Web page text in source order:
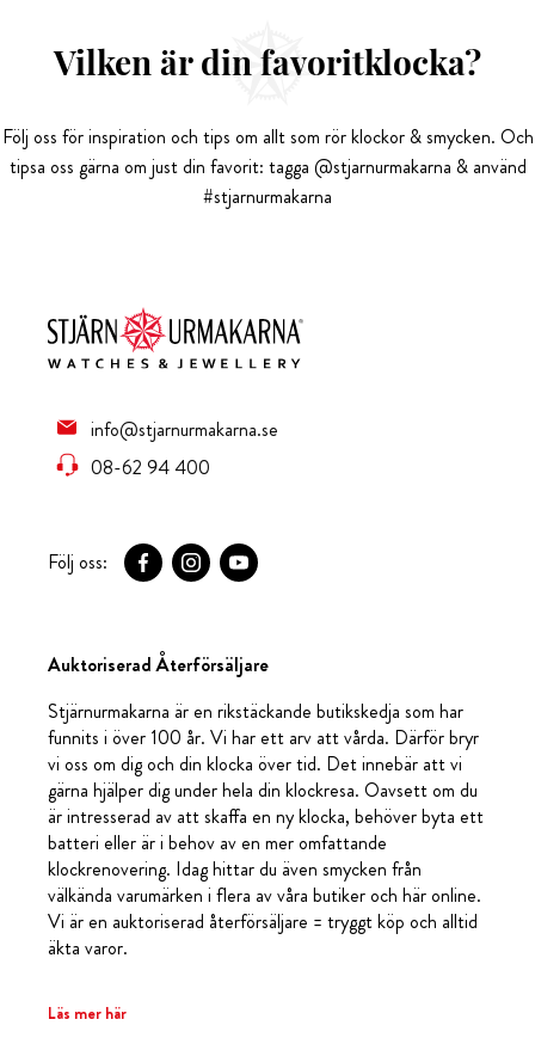
Vilken är din favoritklocka?
Följ oss för inspiration och tips om allt som rör klockor & smycken. Och
tipsa oss gärna om just din favorit: tagga @stjarnurmakarna & använd
#stjarnurmakarna
info@stjarnurmakarna.se
08-62 94 400
Följ oss:
Auktoriserad Återförsäljare
Stjärnurmakarna är en rikstäckande butikskedja som har
funnits i över 100 år. Vi har ett arv att vårda. Därför bryr
vi oss om dig och din klocka över tid. Det innebär att vi
gärna hjälper dig under hela din klockresa. Oavsett om du
är intresserad av att skaffa en ny klocka, behöver byta ett
batteri eller är i behov av en mer omfattande
klockrenovering. Idag hittar du även smycken från
välkända varumärken i flera av våra butiker och här online.
Vi är en auktoriserad återförsäljare = tryggt köp och alltid
äkta varor.
Läs mer här